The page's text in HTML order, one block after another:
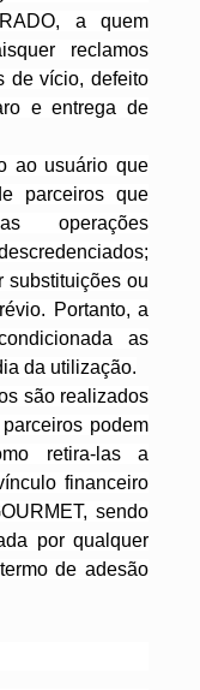
a quem
reclamos
de vício, defeito
e entrega de
ao usuário que
parceiros que
operações
substituições ou
Portanto, a
as
da utilização.
são realizados
podem
retira-las a
financeiro
sendo
por qualquer
de adesão